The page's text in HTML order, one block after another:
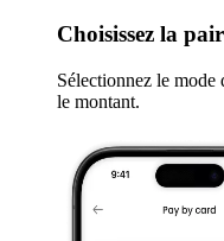
Choisissez la
Sélectionnez le mode
le montant.